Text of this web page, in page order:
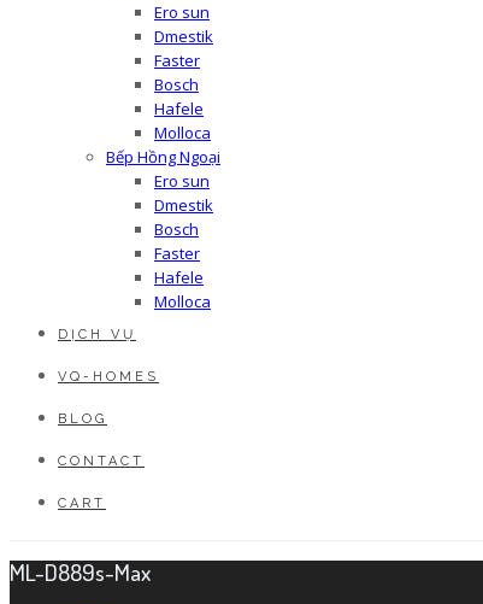
Ero sun
Dmestik
Faster
Bosch
Hafele
Molloca
Bếp Hồng Ngoại
Ero sun
Dmestik
Bosch
Faster
Hafele
Molloca
DỊCH VỤ
VQ-HOMES
BLOG
CONTACT
CART
ML-D889s-Max